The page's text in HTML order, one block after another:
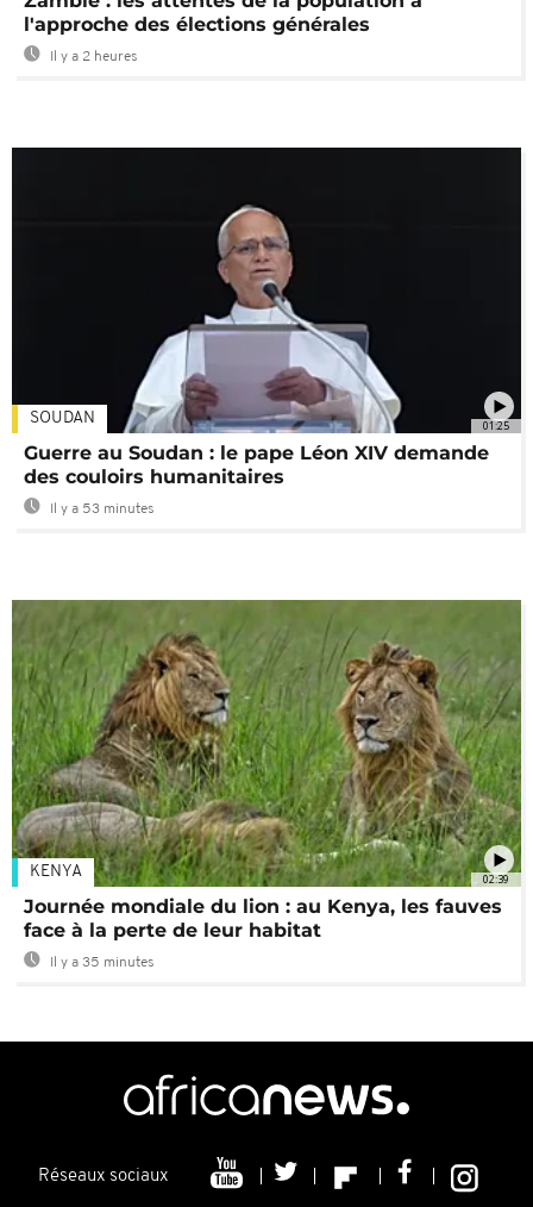
l'approche des élections générales
Il y a 2 heures
01:25
SOUDAN
Guerre au Soudan : le pape Léon XIV demande
des couloirs humanitaires
Il y a 53 minutes
02:39
KENYA
Journée mondiale du lion : au Kenya, les fauves
face à la perte de leur habitat
Il y a 35 minutes
Réseaux sociaux